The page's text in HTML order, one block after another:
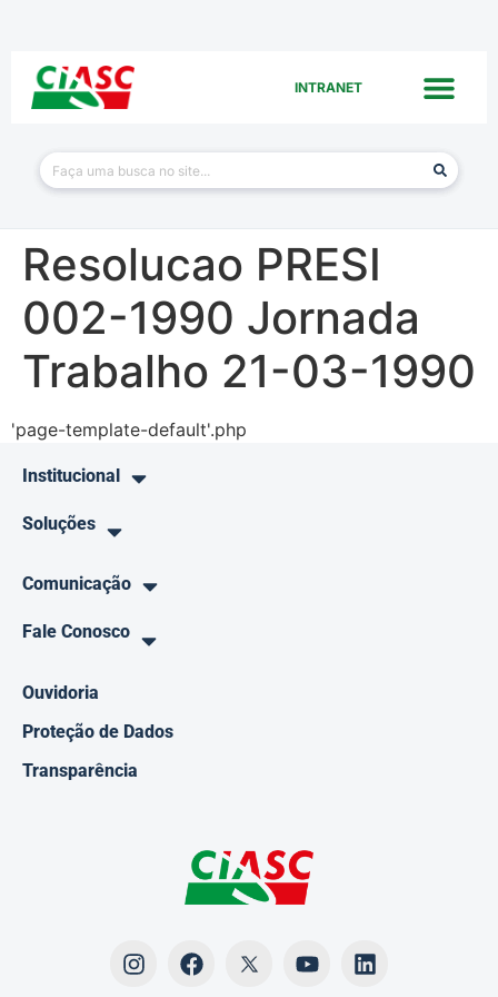
INTRANET
Resolucao PRESI
002-1990 Jornada
Trabalho 21-03-1990
'page-template-default'.php
Institucional
Soluções
Comunicação
Fale Conosco
Ouvidoria
Proteção de Dados
Transparência